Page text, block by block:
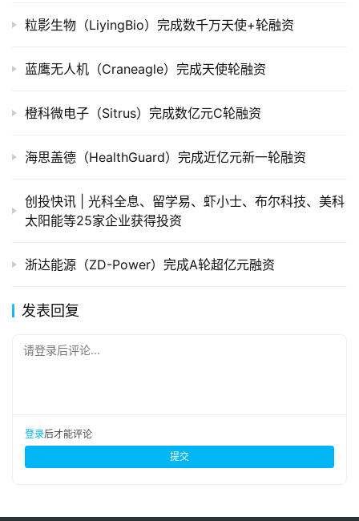
业
院
粒影生物（LiyingBio）完成数千万天使+轮融资
蓝鹰无人机（Craneagle）完成天使轮融资
橙科微电子（Sitrus）完成数亿元C轮融资
海思盖德（HealthGuard）完成近亿元新一轮融资
创投快讯 | 光科全息、​留学易、虾小士、布尔科技、美科
太阳能等25家企业获得投资
浙达能源（ZD-Power）完成A轮超亿元融资
发表回复
请登录后评论...
登录后才能评论
提交